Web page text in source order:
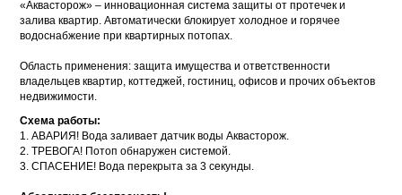
«Аквасторож» – инновационная система защиты от протечек и
залива квартир. Автоматически блокирует холодное и горячее
водоснабжение при квартирных потопах.
Область применения: защита имущества и ответственности
владельцев квартир, коттеджей, гостиниц, офисов и прочих объектов
недвижимости.
Схема работы:
1. АВАРИЯ! Вода заливает датчик воды Аквасторож.
2. ТРЕВОГА! Потоп обнаружен системой.
3. СПАСЕНИЕ! Вода перекрыта за 3 секунды.